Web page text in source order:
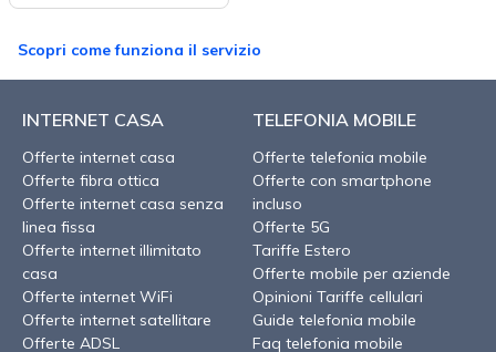
Scopri come funziona il servizio
INTERNET CASA
Offerte internet casa
Offerte fibra ottica
Offerte internet casa senza
linea fissa
Offerte internet illimitato
casa
Offerte internet WiFi
Offerte internet satellitare
Offerte ADSL
TELEFONIA MOBILE
Offerte telefonia mobile
Offerte con smartphone
incluso
Offerte 5G
Tariffe Estero
Offerte mobile per aziende
Opinioni Tariffe cellulari
Guide telefonia mobile
Faq telefonia mobile